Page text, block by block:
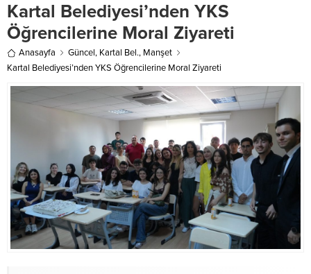
Kartal Belediyesi’nden YKS
Öğrencilerine Moral Ziyareti
Anasayfa Güncel, Kartal Bel., Manşet
Kartal Belediyesi’nden YKS Öğrencilerine Moral Ziyareti